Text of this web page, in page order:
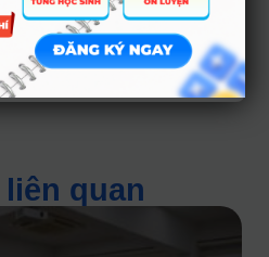
đôi.
quan